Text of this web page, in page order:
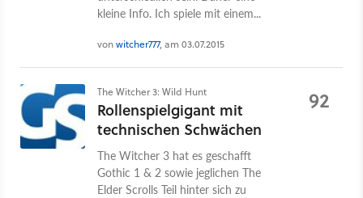
kleine Info. Ich spiele mit einem...
vonwitcher777, am 03.07.2015
The Witcher 3: Wild Hunt
Rollenspielgigant mit
technischen Schwächen
The Witcher 3 hat es geschafft
Gothic 1 & 2 sowie jeglichen The
Elder Scrolls Teil hinter sich zu
92